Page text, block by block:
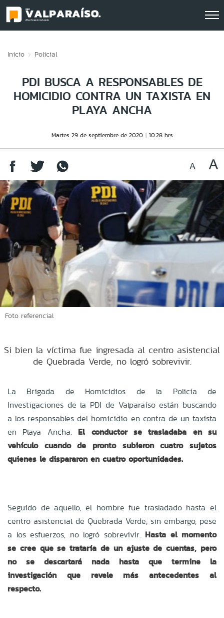
Inicio Policial
PDI BUSCA A RESPONSABLES DE
HOMICIDIO CONTRA UN TAXISTA EN
PLAYA ANCHA
Martes 29 de septiembre de 2020 10:28 hrs
Foto referencial
Si bien la víctima fue ingresada al centro asistencial
de Quebrada Verde, no logró sobrevivir.
La Brigada de Homicidios de la Policía de
Investigaciones de la PDI de Valparaíso están buscando
a los responsables del homicidio en contra de un taxista
en Playa Ancha. El conductor se trasladaba en su
vehículo cuando de pronto subieron cuatro sujetos
quienes le dispararon en cuatro oportunidades.
Seguido de aquello, el hombre fue trasladado hasta el
centro asistencial de Quebrada Verde, sin embargo, pese
a los esfuerzos, no logró sobrevivir. Hasta el momento
se cree que se trataría de un ajuste de cuentas, pero
no se descartará nada hasta que termine la
investigación que revele más antecedentes al
respecto.